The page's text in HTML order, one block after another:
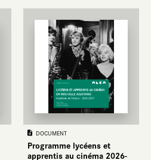
DOCUMENT
Programme lycéens et
apprentis au cinéma 2026-